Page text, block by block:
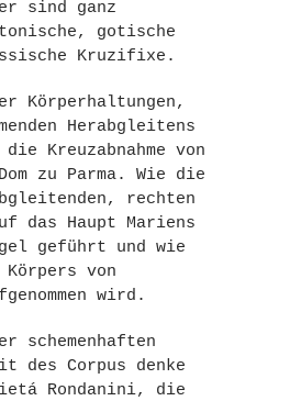
sind ganz
gotische
Kruzifixe.
Körperhaltungen,
Herabgleitens
Kreuzabnahme von
zu Parma. Wie die
rechten
das Haupt Mariens
geführt und wie
von
wird.
schemenhaften
des Corpus denke
Rondanini, die